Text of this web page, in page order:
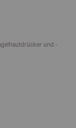
und -